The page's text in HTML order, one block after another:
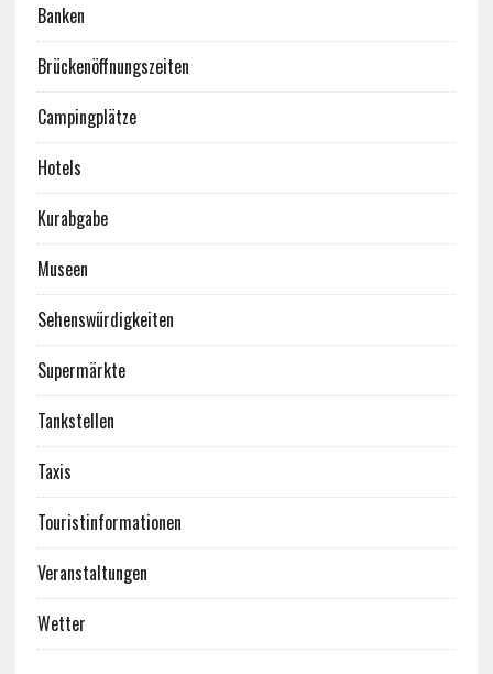
Banken
Brückenöffnungszeiten
Campingplätze
Hotels
Kurabgabe
Museen
Sehenswürdigkeiten
Supermärkte
Tankstellen
Taxis
Touristinformationen
Veranstaltungen
Wetter